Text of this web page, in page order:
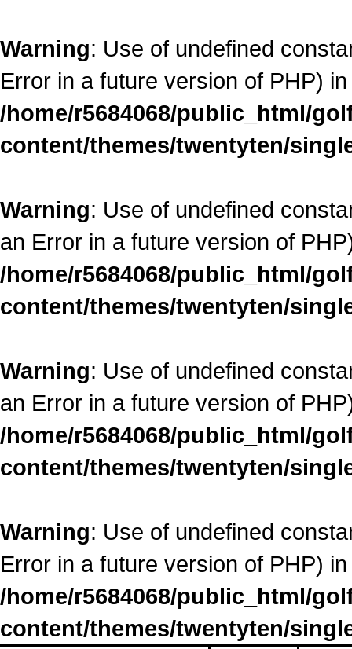
Warning: Use of undefined
Error in a future version of PHP) in
/home/r5684068/public_html/
content/themes/twentyten/
Warning: Use of undefined
an Error in a future version of
/home/r5684068/public_html/
content/themes/twentyten/
Warning: Use of undefined
an Error in a future version of
/home/r5684068/public_html/
content/themes/twentyten/
Warning: Use of undefined
Error in a future version of PHP) in
/home/r5684068/public_html/
content/themes/twentyten/